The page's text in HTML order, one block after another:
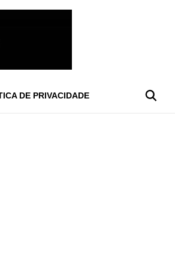
DE PRIVACIDADE